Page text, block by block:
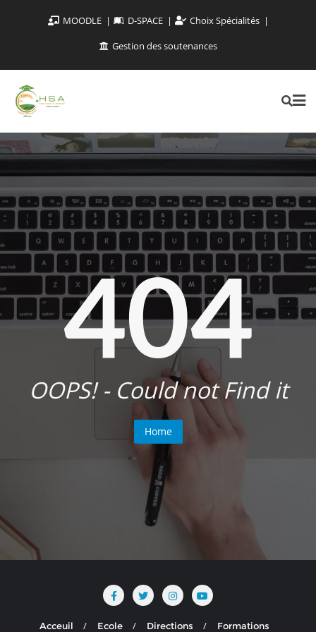
MOODLE D-SPACE
Choix Spécialités
Gestion des soutenances
404
OOPS! - Could not Find it
Home
Acceuil Ecole Directions Formations